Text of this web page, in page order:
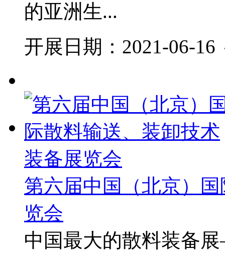
的亚洲生...
开展日期：2021-06-16
第六届中国（北京）
览会
中国最大的散料装备